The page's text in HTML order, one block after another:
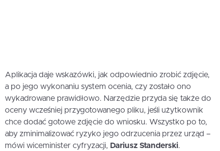
Aplikacja daje wskazówki, jak odpowiednio zrobić zdjęcie,
a po jego wykonaniu system ocenia, czy zostało ono
wykadrowane prawidłowo. Narzędzie przyda się także do
oceny wcześniej przygotowanego pliku, jeśli użytkownik
chce dodać gotowe zdjęcie do wniosku. Wszystko po to,
aby zminimalizować ryzyko jego odrzucenia przez urząd –
mówi wiceminister cyfryzacji, Dariusz Standerski.